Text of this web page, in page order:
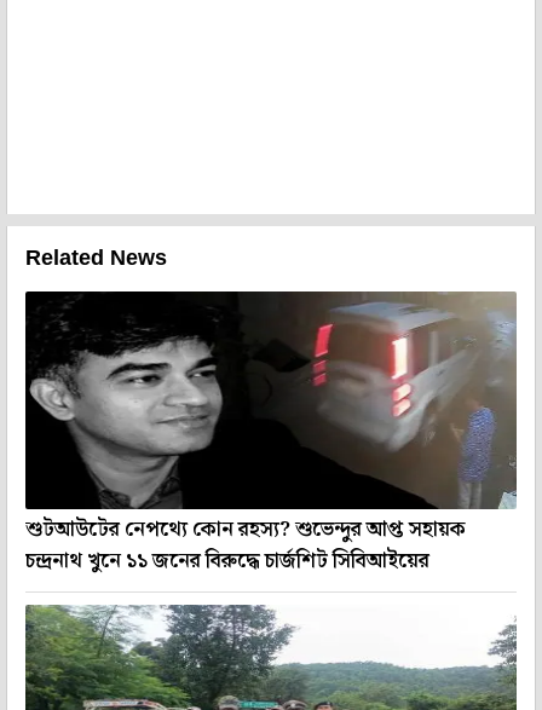
Related News
শুটআউটের নেপথ্যে কোন রহস্য? শুভেন্দুর আপ্ত সহায়ক
চন্দ্রনাথ খুনে ১১ জনের বিরুদ্ধে চার্জশিট সিবিআইয়ের